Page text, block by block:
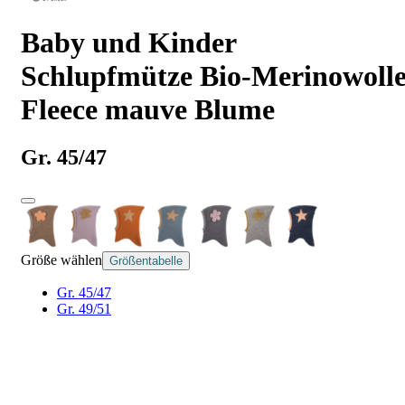
Baby und Kinder
Schlupfmütze Bio-
Fleece mauve Blume
Gr. 45/47
Größe wählen Größentabelle
Gr. 45/47
Gr. 49/51